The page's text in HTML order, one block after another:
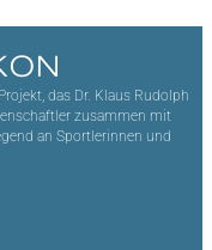
das Dr. Klaus Rudolph
zusammen mit
an Sportlerinnen und